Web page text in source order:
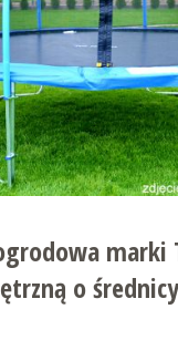
marki
o